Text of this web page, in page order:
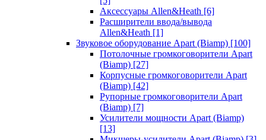
Аксессуары Allen&Heath [6]
Расширители ввода/вывода
Allen&Heath [1]
Звуковое оборудование Apart (Biamp) [100]
Потолочные громкоговорители Apart
(Biamp) [27]
Корпусные громкоговорители Apart
(Biamp) [42]
Рупорные громкоговорители Apart
(Biamp) [7]
Усилители мощности Apart (Biamp)
[13]